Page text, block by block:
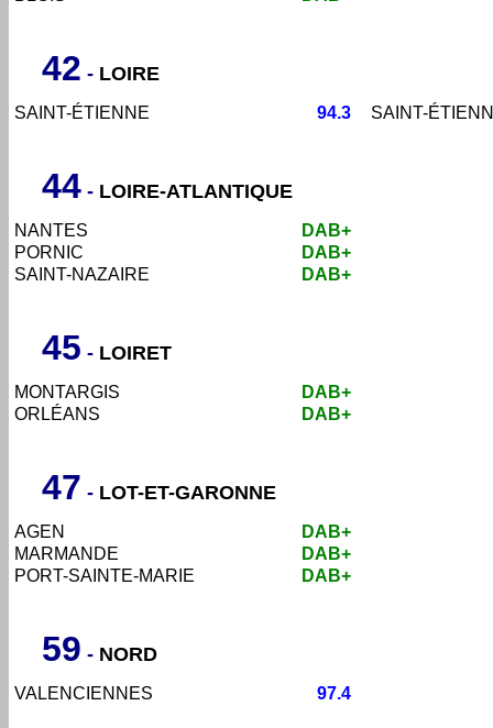
42 - LOIRE
SAINT-ÉTIENNE 94.3 SAINT-
44 - LOIRE-ATLANTIQUE
NANTES
DAB+
PORNIC
DAB+
SAINT-NAZAIRE
DAB+
45 - LOIRET
MONTARGIS
DAB+
ORLÉANS
DAB+
47 - LOT-ET-GARONNE
AGEN
DAB+
MARMANDE
DAB+
PORT-SAINTE-MARIE
DAB+
59 - NORD
VALENCIENNES 97.4